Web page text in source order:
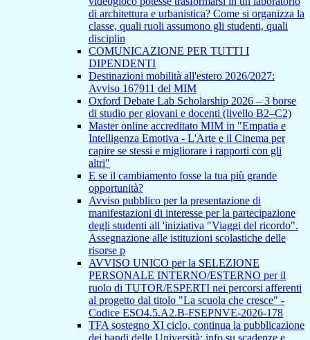
di architettura e urbanistica? Come si organizza la
classe, quali ruoli assumono gli studenti, quali
disciplin
COMUNICAZIONE PER TUTTI I
DIPENDENTI
Destinazioni mobilità all'estero 2026/2027:
Avviso 167911 del MIM
Oxford Debate Lab Scholarship 2026 – 3 borse
di studio per giovani e docenti (livello B2–C2)
Master online accreditato MIM in "Empatia e
Intelligenza Emotiva - L'Arte e il Cinema per
capire se stessi e migliorare i rapporti con gli
altri"
E se il cambiamento fosse la tua più grande
opportunità?
Avviso pubblico per la presentazione di
manifestazioni di interesse per la partecipazione
degli studenti all 'iniziativa "Viaggi del ricordo".
Assegnazione alle istituzioni scolastiche delle
risorse p
AVVISO UNICO per la SELEZIONE
PERSONALE INTERNO/ESTERNO per il
ruolo di TUTOR/ESPERTI nei percorsi afferenti
al progetto dal titolo "La scuola che cresce" -
Codice ESO4.5.A2.B-FSEPNVE-2026-178
TFA sostegno XI ciclo, continua la pubblicazione